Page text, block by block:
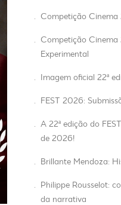
. Competição
.
Competição
Experimental
. Imagem oficial 22ª
. FEST 2026:
. A 22ª edição do
de 2026!
. Brillante Mendoza:
.
Philippe Rousselot:
da narrativa